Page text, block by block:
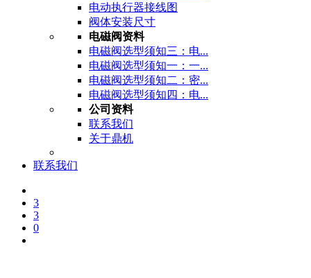
电动执行器接线图
阀体安装尺寸
电磁阀资料
电磁阀选型须知三：电...
电磁阀选型须知一：一...
电磁阀选型须知二：密...
电磁阀选型须知四：电...
公司资料
联系我们
关于鼎机
联系我们
3
3
0